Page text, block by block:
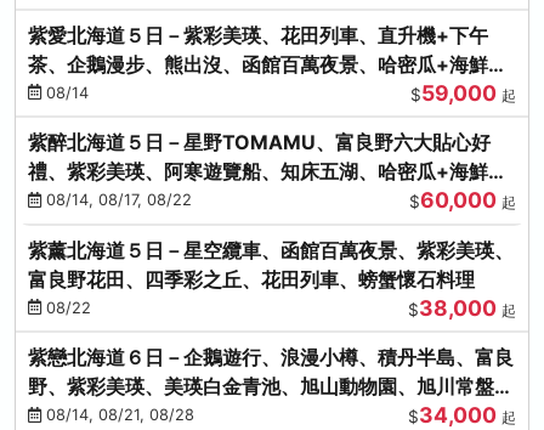
紫愛北海道５日－紫彩美瑛、花田列車、直升機+下午
茶、企鵝漫步、熊出沒、函館百萬夜景、哈密瓜+海鮮和
牛八大螃蟹吃到飽
08/14 $59,000 起
紫醉北海道５日－星野TOMAMU、富良野六大貼心好
禮、紫彩美瑛、阿寒遊覽船、知床五湖、哈密瓜+海鮮和
牛螃蟹吃到飽
08/14, 08/17, 08/22 $60,000 起
紫薰北海道５日－星空纜車、函館百萬夜景、紫彩美瑛、
富良野花田、四季彩之丘、花田列車、螃蟹懷石料理
08/22 $38,000 起
紫戀北海道６日－企鵝遊行、浪漫小樽、積丹半島、富良
野、紫彩美瑛、美瑛白金青池、旭山動物園、旭川常盤旋
轉塔08/14, 08/21, 08/28 $34,000 起